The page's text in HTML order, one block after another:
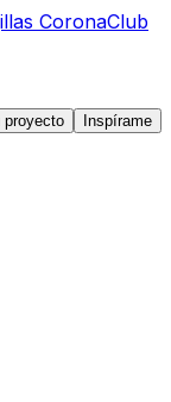
CoronaClub
proyecto
Inspírame